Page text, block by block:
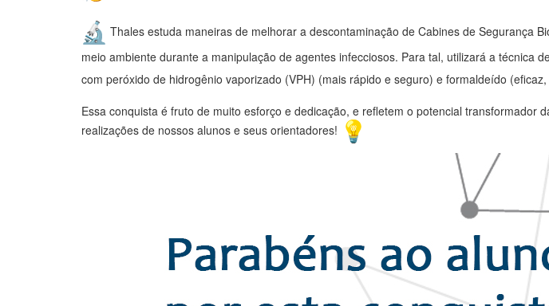
Thales estuda maneiras de melhorar a descontaminação de Cabines de Segurança
meio ambiente durante a manipulação de agentes infecciosos. Para tal, utilizará a técnica
com peróxido de hidrogênio vaporizado (VPH) (mais rápido e seguro) e formaldeído
Essa conquista é fruto de muito esforço e dedicação, e refletem o potencial
realizações de nossos alunos e seus orientadores!